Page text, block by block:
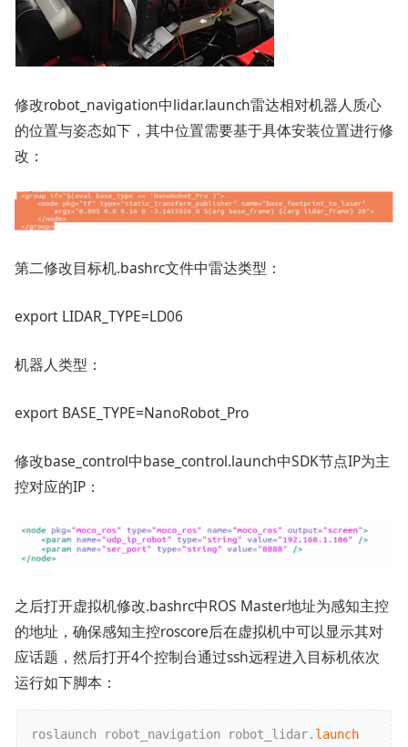
修改robot_navigation中lidar.launch雷达相对机器人质心
的位置与姿态如下，其中位置需要基于具体安装位置进行修
改：
第二修改目标机.bashrc文件中雷达类型：
export LIDAR_TYPE=LD06
机器人类型：
export BASE_TYPE=NanoRobot_Pro
修改base_control中base_control.launch中SDK节点IP为主
控对应的IP：
之后打开虚拟机修改.bashrc中ROS Master地址为感知主控
的地址，确保感知主控roscore后在虚拟机中可以显示其对
应话题，然后打开4个控制台通过ssh远程进入目标机依次
运行如下脚本：
roslaunch robot_navigation robot_lidar. launch